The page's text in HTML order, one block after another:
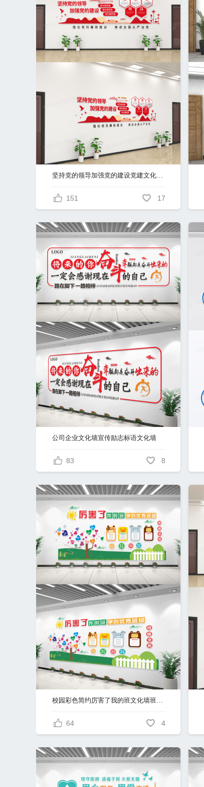
坚持党的领导加强党的建设党建文化墙模板
151 17
公司企业文化墙宣传励志标语文化墙
83 8
校园彩色简约厉害了我的班文化墙班级文化墙
64 4